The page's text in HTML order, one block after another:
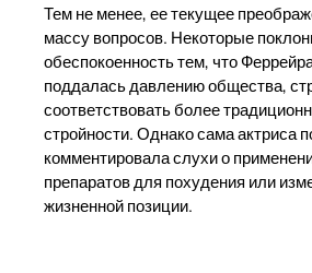
Тем не менее, ее текущее
массу вопросов. Некоторые
обеспокоенность тем, что
поддалась давлению общества,
соответствовать более
стройности. Однако сама актриса
комментировала слухи о
препаратов для похудения или
жизненной позиции.